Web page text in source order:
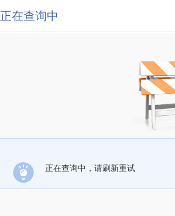
正在查询中
正在查询中，请刷新重试